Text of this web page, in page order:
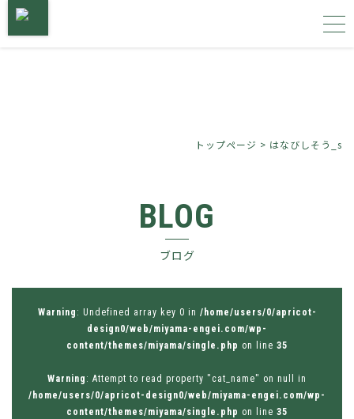
植物図鑑
会社概要
お問い合わせ
お問い合わせはお気軽にどうぞ
tel.026-214-8221
トップページ > はなびしそう_s
BLOG
ブログ
Warning : Undefined array key 0 in /home/users/0/apricot-
design0/web/miyama-engei.com/wp-
content/themes/miyama/single.php on line 35
Warning : Attempt to read property "cat_name" on null in
/home/users/0/apricot-design0/web/miyama-engei.com/wp-
content/themes/miyama/single.php on line 35